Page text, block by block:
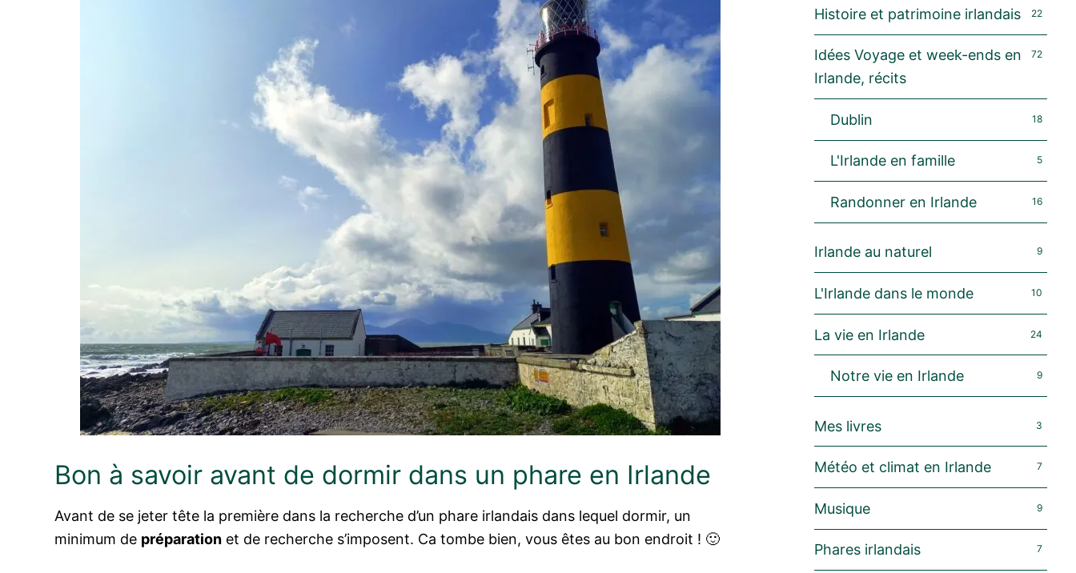
Bon à savoir avant de dormir dans un phare en Irlande
Avant de se jeter tête la première dans la recherche d’un phare irlandais dans lequel dormir, un
minimum de préparation et de recherche s’imposent. Ca tombe bien, vous êtes au bon endroit ! 🙂
Histoire et patrimoine irlandais 22
Idées Voyage et week-ends en
Irlande, récits
72
Dublin 18
L'Irlande en famille 5
Randonner en Irlande 16
Irlande au naturel 9
L'Irlande dans le monde 10
La vie en Irlande 24
Notre vie en Irlande 9
Mes livres 3
Météo et climat en Irlande 7
Musique 9
Phares irlandais 7